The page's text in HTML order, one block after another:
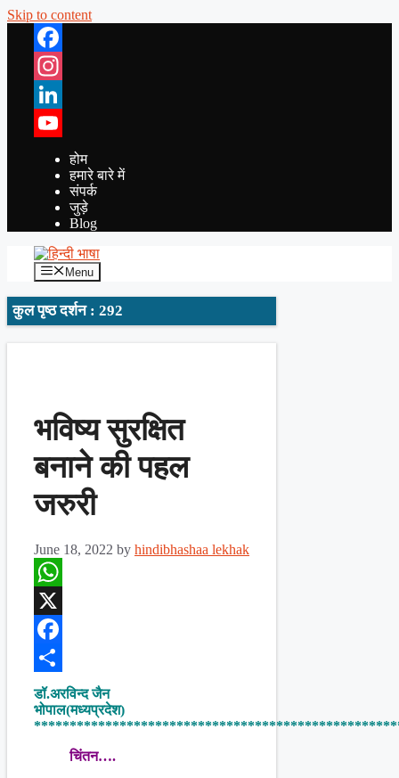
Skip to content
Facebook
Instagram
LinkedIn
YouTube
होम
हमारे बारे में
संपर्क
जुड़े
Blog
Menu
कुल पृष्ठ दर्शन : 292
भविष्य सुरक्षित
बनाने की पहल
जरुरी
June 18, 2022 by hindibhashaa lekhak
WhatsApp
X
Facebook
Share
डॉ.अरविन्द जैन
भोपाल(मध्यप्रदेश)
चिंतन….